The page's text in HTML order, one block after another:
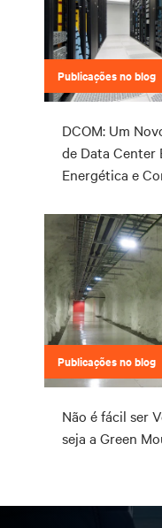
Publicações no blog
DCOM: Um
de Data Center
Energética e
Publicações no blog
Não é fácil ser
seja a Green